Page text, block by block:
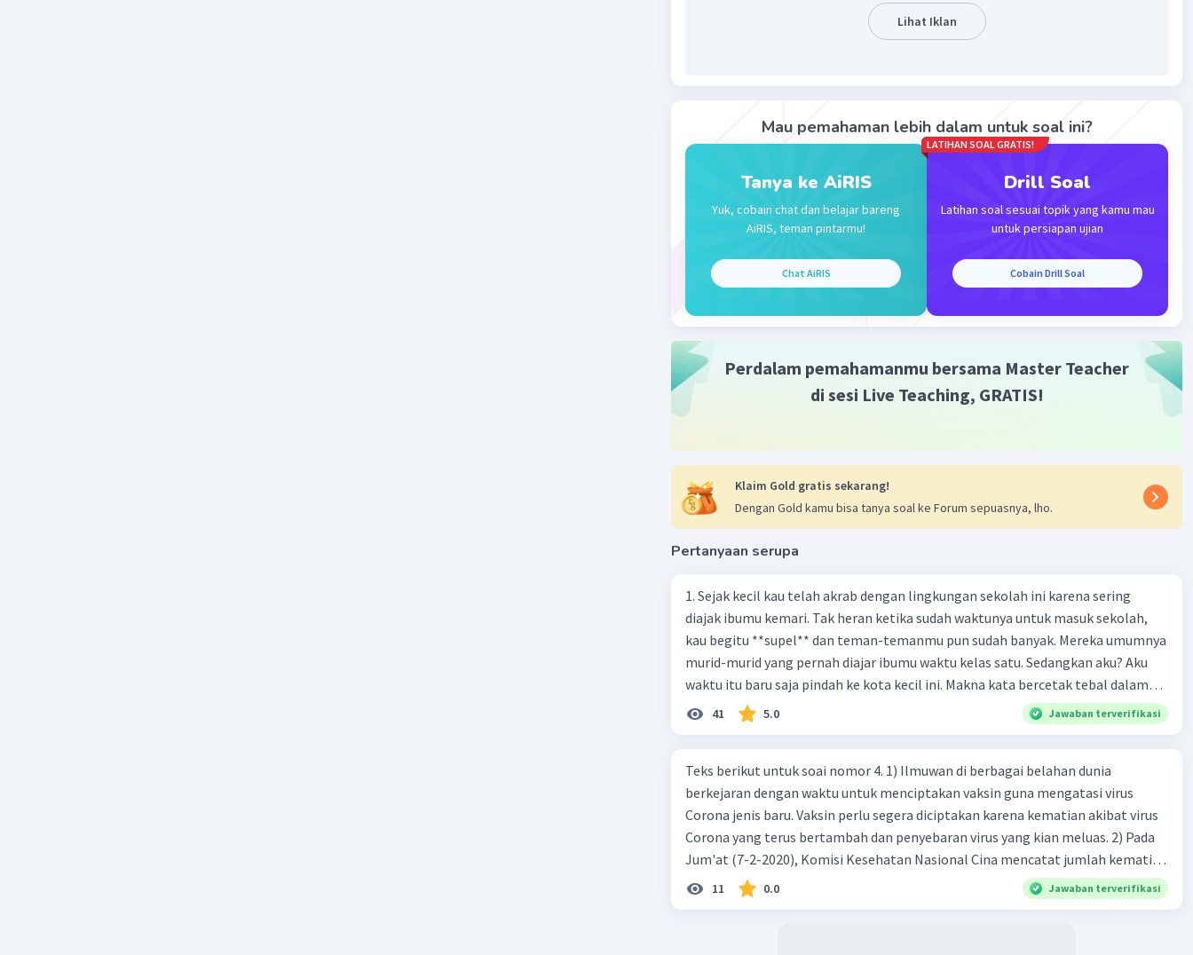
Iklan
Lihat Iklan
Mau pemahaman lebih dalam untuk soal ini?
Tanya ke AiRIS
Yuk, cobain chat dan belajar bareng
AiRIS, teman pintarmu!
Chat AiRIS
LATIHAN SOAL GRATIS!
Drill Soal
Latihan soal sesuai topik yang kamu mau
untuk persiapan ujian
Cobain Drill Soal
Perdalam pemahamanmu bersama Master Teacher
di sesi Live Teaching, GRATIS!
Klaim Gold gratis sekarang!
Dengan Gold kamu bisa tanya soal ke Forum sepuasnya, lho.
Pertanyaan serupa
1. Sejak kecil kau telah akrab dengan lingkungan sekolah ini karena sering
diajak ibumu kemari. Tak heran ketika sudah waktunya untuk masuk sekolah,
kau begitu **supel** dan teman-temanmu pun sudah banyak. Mereka umumnya
murid-murid yang pernah diajar ibumu waktu kelas satu. Sedangkan aku? Aku
waktu itu baru saja pindah ke kota kecil ini. Makna kata bercetak tebal dalam
kutipan cerpen tersebut adalah .... A. ramah C. santun B. sopan D. baik
41 5.0 Jawaban terverifikasi
Teks berikut untuk soai nomor 4. 1) Ilmuwan di berbagai belahan dunia
berkejaran dengan waktu untuk menciptakan vaksin guna mengatasi virus
Corona jenis baru. Vaksin perlu segera diciptakan karena kematian akibat virus
Corona yang terus bertambah dan penyebaran virus yang kian meluas. 2) Pada
Jum'at (7-2-2020), Komisi Kesehatan Nasional Cina mencatat jumlah kematian
akibat virus Corona baru telah mencapai 636 kasus, sedangkan jumlah warga
yang terinfeksi menjadi 31.161 kasus. Kasus terbanyak terjadi di Hubei, Cina,
11 0.0 Jawaban terverifikasi